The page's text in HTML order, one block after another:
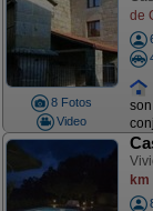
8 Fotos
Video
de
km